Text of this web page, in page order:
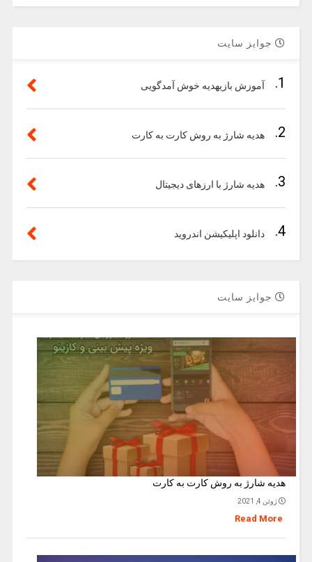
جوایز سایت
1. آموزش بازیهدیه خوش آمدگویی
2. هدیه شارژ به روش کارت به کارت
3. هدیه شارژ با ارزهای دیجیتال
4. دانلود اپلیکیشن اندروید
جوایز سایت
هدیه شارژ به روش کارت به کارت
ژوئن 4, 2021
Read More